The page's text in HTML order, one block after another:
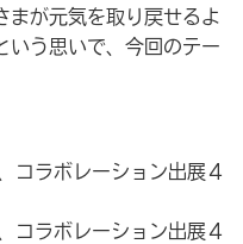
まが元気を取り戻せるよ
いう思いで、今回のテー
ラボレーション出展４
ラボレーション出展４